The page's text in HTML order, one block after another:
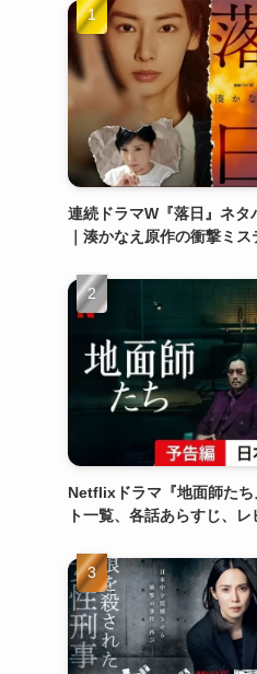
連続ドラマW『落日』ネタ
｜湊かなえ原作の衝撃ミス
Netflixドラマ『地面師た
ト一覧、各話あらすじ、レ